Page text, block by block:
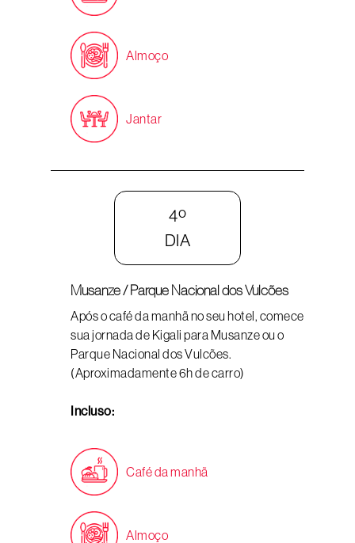
Almoço
Jantar
4º
DIA
Musanze / Parque Nacional dos Vulcões
Após o café da manhã no seu hotel, comece
sua jornada de Kigali para Musanze ou o
Parque Nacional dos Vulcões.
(Aproximadamente 6h de carro)
Incluso:
Café da manhã
Almoço